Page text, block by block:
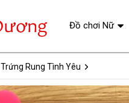
Trứng Rung Tình Yêu
Đồ chơi Nữ